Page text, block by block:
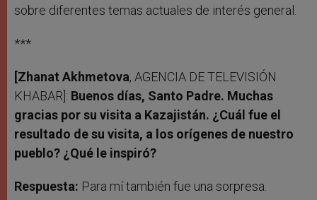
sobre diferentes temas actuales de interés general.
***
[Zhanat Akhmetova, AGENCIA DE TELEVISIÓN
KHABAR]: Buenos días, Santo Padre. Muchas
gracias por su visita a Kazajistán. ¿Cuál fue el
resultado de su visita, a los orígenes de nuestro
pueblo? ¿Qué le inspiró?
Respuesta: Para mí también fue una sorpresa.